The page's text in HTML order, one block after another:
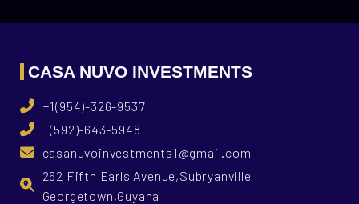
CASA NUVO INVESTMENTS
+1(954)-326-9537
+(592)-643-5948
casanuvoinvestments1@gmail.com
262 Fifth Earls Avenue,Subryanville
Georgetown,Guyana